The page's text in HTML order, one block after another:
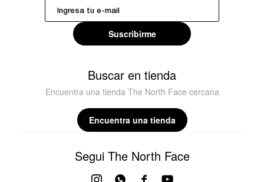
Suscribirme
Buscar en tienda
Encuentra una tienda The North Face cercana
Encuentra una tienda
Segui The North Face
 
 